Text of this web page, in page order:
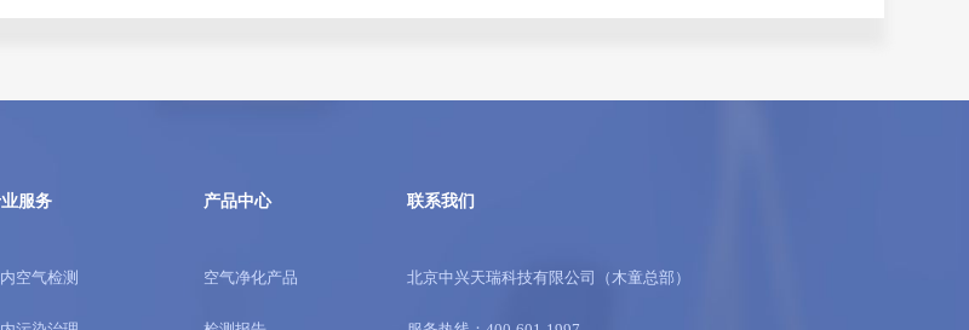
服务
空气检测
产品中心
空气净化产品
联系我们
北京中兴天瑞科技有限公司（木童总部）